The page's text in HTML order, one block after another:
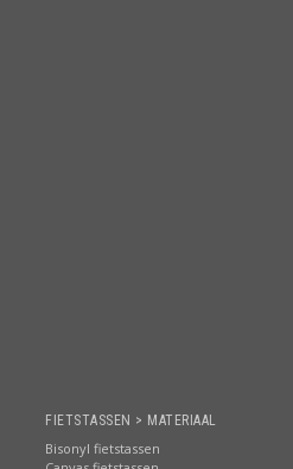
FIETSTASSEN > MATERIAAL
Bisonyl fietstassen